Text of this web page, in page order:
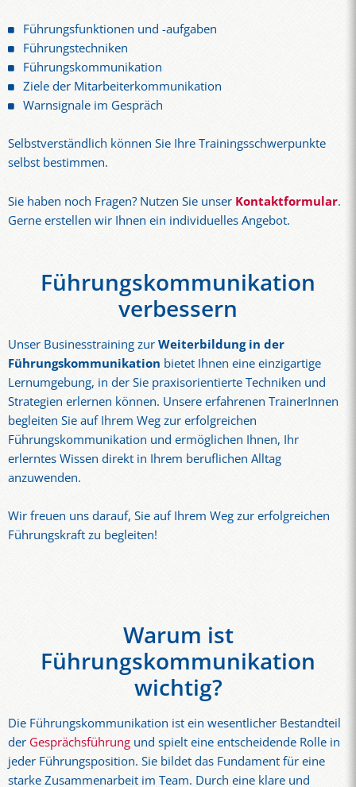
Führungsfunktionen und -aufgaben
Führungstechniken
Führungskommunikation
Ziele der Mitarbeiterkommunikation
Warnsignale im Gespräch
Selbstverständlich können Sie Ihre Trainingsschwerpunkte
selbst bestimmen.
Sie haben noch Fragen? Nutzen Sie unser Kontaktformular.
Gerne erstellen wir Ihnen ein individuelles Angebot.
Führungskommunikation
verbessern
Unser Businesstraining zurWeiterbildung in der
Führungskommunikation bietet Ihnen eine einzigartige
Lernumgebung, in der Sie praxisorientierte Techniken und
Strategien erlernen können. Unsere erfahrenen TrainerInnen
begleiten Sie auf Ihrem Weg zur erfolgreichen
Führungskommunikation und ermöglichen Ihnen, Ihr
erlerntes Wissen direkt in Ihrem beruflichen Alltag
anzuwenden.
Wir freuen uns darauf, Sie auf Ihrem Weg zur erfolgreichen
Führungskraft zu begleiten!
Warum ist
Führungskommunikation
wichtig?
Die Führungskommunikation ist ein wesentlicher Bestandteil
der Gesprächsführung und spielt eine entscheidende Rolle in
jeder Führungsposition. Sie bildet das Fundament für eine
starke Zusammenarbeit im Team. Durch eine klare und